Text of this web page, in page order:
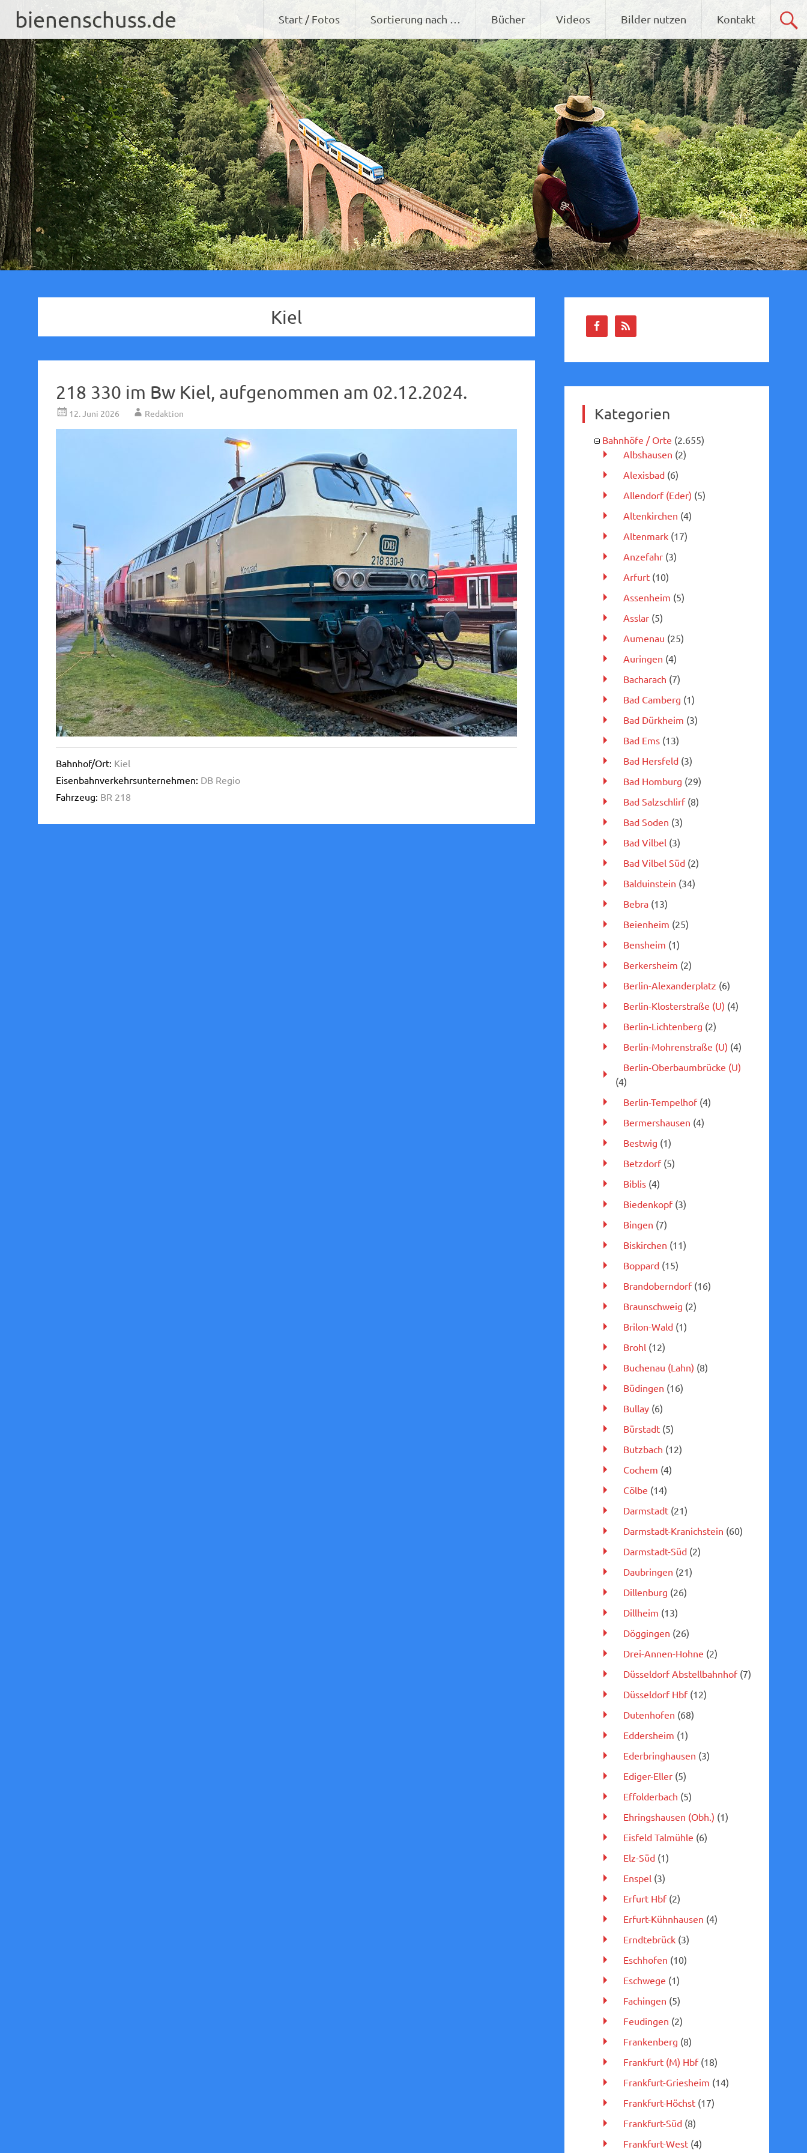
bienenschuss.de
Inhalt
springen
Start / Fotos Sortierung nach … Bücher Videos Bilder nutzen Kontakt
Kiel
218 330 im Bw Kiel, aufgenommen am 02.12.2024.
12. Juni 2026 Redaktion
Bahnhof/Ort: Kiel
Eisenbahnverkehrsunternehmen: DB Regio
Fahrzeug: BR 218
Kategorien
Bahnhöfe / Orte (2.655)
Albshausen (2)
Alexisbad(6)
Allendorf (Eder) (5)
Altenkirchen (4)
Altenmark(17)
Anzefahr(3)
Arfurt(10)
Assenheim (5)
Asslar(5)
Aumenau (25)
Auringen (4)
Bacharach (7)
Bad Camberg (1)
Bad Dürkheim (3)
Bad Ems(13)
Bad Hersfeld(3)
Bad Homburg (29)
Bad Salzschlirf(8)
Bad Soden (3)
Bad Vilbel(3)
Bad Vilbel Süd(2)
Balduinstein (34)
Bebra(13)
Beienheim (25)
Bensheim (1)
Berkersheim (2)
Berlin-Alexanderplatz (6)
Berlin-Klosterstraße (U) (4)
Berlin-Lichtenberg (2)
Berlin-Mohrenstraße (U) (4)
Berlin-Oberbaumbrücke (U)
(4)
Berlin-Tempelhof(4)
Bermershausen (4)
Bestwig (1)
Betzdorf(5)
Biblis(4)
Biedenkopf(3)
Bingen (7)
Biskirchen (11)
Boppard(15)
Brandoberndorf(16)
Braunschweig (2)
Brilon-Wald(1)
Brohl(12)
Buchenau (Lahn) (8)
Büdingen (16)
Bullay(6)
Bürstadt(5)
Butzbach (12)
Cochem (4)
Cölbe (14)
Darmstadt(21)
Darmstadt-Kranichstein (60)
Darmstadt-Süd(2)
Daubringen (21)
Dillenburg (26)
Dillheim (13)
Döggingen (26)
Drei-Annen-Hohne (2)
Düsseldorf Abstellbahnhof(7)
Düsseldorf Hbf(12)
Dutenhofen (68)
Eddersheim (1)
Ederbringhausen (3)
Ediger-Eller(5)
Effolderbach (5)
Ehringshausen (Obh.) (1)
Eisfeld Talmühle (6)
Elz-Süd(1)
Enspel(3)
Erfurt Hbf(2)
Erfurt-Kühnhausen (4)
Erndtebrück(3)
Eschhofen (10)
Eschwege (1)
Fachingen (5)
Feudingen (2)
Frankenberg (8)
Frankfurt (M) Hbf(18)
Frankfurt-Griesheim (14)
Frankfurt-Höchst(17)
Frankfurt-Süd(8)
Frankfurt-West(4)